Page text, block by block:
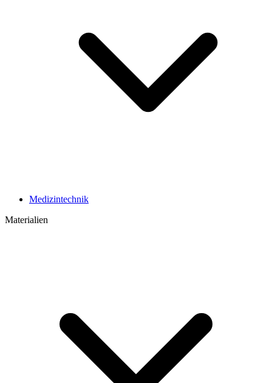
Medizintechnik
Materialien